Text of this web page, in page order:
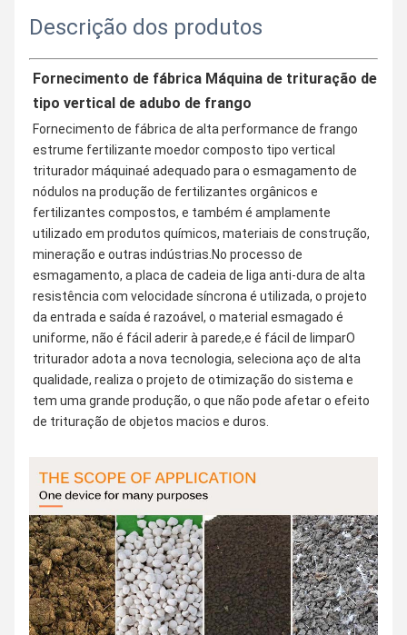
Descrição dos produtos
Fornecimento de fábrica Máquina de trituração de
tipo vertical de adubo de frango
Fornecimento de fábrica de alta performance de frango
estrume fertilizante moedor composto tipo vertical
triturador máquinaé adequado para o esmagamento de
nódulos na produção de fertilizantes orgânicos e
fertilizantes compostos, e também é amplamente
utilizado em produtos químicos, materiais de construção,
mineração e outras indústrias.No processo de
esmagamento, a placa de cadeia de liga anti-dura de alta
resistência com velocidade síncrona é utilizada, o projeto
da entrada e saída é razoável, o material esmagado é
uniforme, não é fácil aderir à parede,e é fácil de limparO
triturador adota a nova tecnologia, seleciona aço de alta
qualidade, realiza o projeto de otimização do sistema e
tem uma grande produção, o que não pode afetar o efeito
de trituração de objetos macios e duros.